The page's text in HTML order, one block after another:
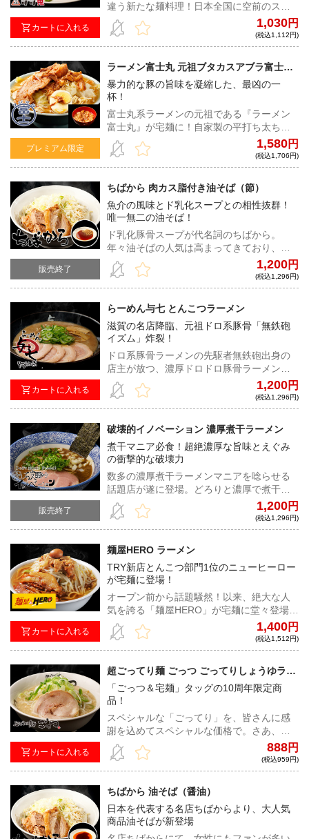
カートに入れる
違う新たな麺料理！日本全国に空前のスタ
満ブームを巻き起こした元祖スタ満の生み
の親、ジャンクオブジャンク店主が生み出
す、驚愕の一杯。
1,030円
(税込1,112円)
プレミアム限定
ラーメン富士丸 元祖ブタカスアブラ富士丸
（カラメ付き）
暴力的な豚の旨味を凝縮した、最凶の一
杯！
富士丸系ラーメンの元祖である『ラーメン
富士丸』が宅麺に！自家製の平打ち太ちぢ
れ麺は、1日寝かせたゴワゴワ系の麺と当日
作った小麦の香りの強い麺をブレンド。野
菜の甘みや豚の旨味が驚くほど凝縮された
る！
1,580円
(税込1,706円)
販売終了
ちばから 肉カス脂付き油そば（節）
魚介の風味とド乳化スープとの相性抜群！
唯一無二の油そば！
ド乳化豚骨スープが代名詞のちばから。
年々油そばの人気は高まってきており、中
でも油そば節は常連の間では大人気商品と
して君臨する。他では味わえない一杯だ。
1,200円
(税込1,296円)
カートに入れる
らーめん与七 とんこつラーメン
滋賀の名店降臨、元祖ドロ系豚骨「無鉄砲
イズム」炸裂！
ドロ系豚骨ラーメンの先駆者無鉄砲出身の
店主が放つ、濃厚ドロドロ豚骨ラーメンに
して、後味すっきりの逸品。これでもか、
と麺に絡みつく濃度抜群のスープは、病み
つき度マックス！
1,200円
(税込1,296円)
販売終了
破壊的イノベーション 濃厚煮干ラーメン
煮干マニア必食！超絶濃厚な旨味とえぐみ
の衝撃的な破壊力
数多の濃厚煮干ラーメンマニアを唸らせる
話題店が遂に登場。どろりと濃厚で煮干の
旨味とえぐみをダイレクトに味わえるスー
プは破壊力も中毒性も抜群。煮干好きには
堪らない一杯。
1,200円
(税込1,296円)
カートに入れる
麺屋HERO ラーメン
TRY新店とんこつ部門1位のニューヒーロー
が宅麺に登場！
オープン前から話題騒然！以来、絶大な人
気を誇る「麺屋HERO」が宅麺に堂々登場。
コクと旨味が凝縮した濃密な乳化スープと
オーション香る自家製麺の贅沢な味わいを
ご家庭でも。
1,400円
(税込1,512円)
カートに入れる
超ごってり麺 ごっつ ごってりしょうゆラー
メン（特別ver）
「ごっつ＆宅麺」タッグの10周年限定商
品！
スペシャルな「ごってり」を、皆さんに感
謝を込めてスペシャルな価格で。さあ、キ
リッと醤油・超ごってりなスープにあなた
も溺れてしまおう。
888円
(税込959円)
ちばから 油そば（醤油）
日本を代表する名店ちばからより、大人気
商品油そばが新登場